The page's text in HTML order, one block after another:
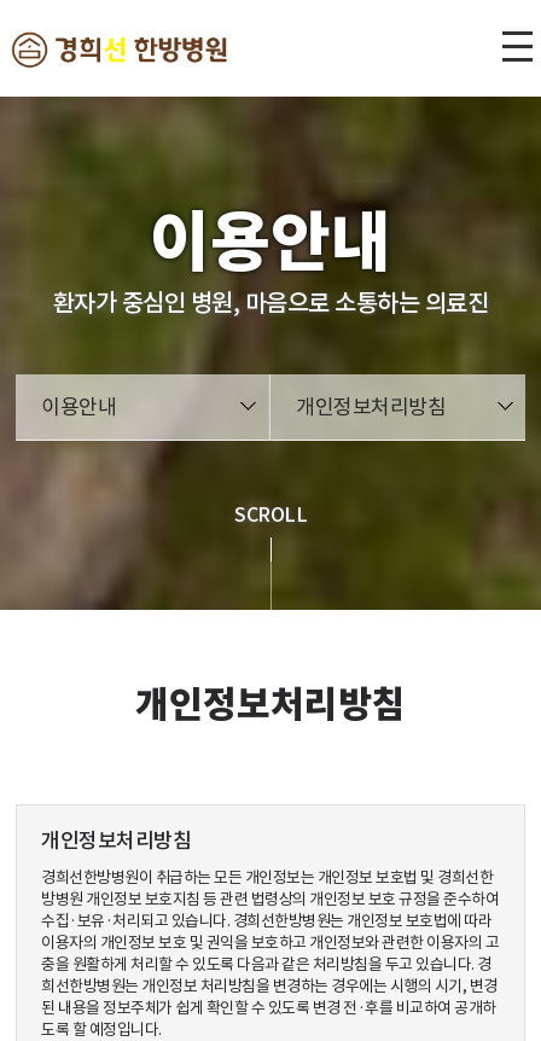
이용안내
환자가 중심인 병원, 마음으로 소통하는 의료진
이용안내 개인정보처리방침
SCROLL
개인정보처리방침
개인정보처리방침
경희선한방병원이 취급하는 모든 개인정보는 개인정보 보호법 및 경희선한
방병원 개인정보 보호지침 등 관련 법령상의 개인정보 보호 규정을 준수하여
수집·보유·처리되고 있습니다. 경희선한방병원는 개인정보 보호법에 따라
이용자의 개인정보 보호 및 권익을 보호하고 개인정보와 관련한 이용자의 고
충을 원활하게 처리할 수 있도록 다음과 같은 처리방침을 두고 있습니다. 경
희선한방병원는 개인정보 처리방침을 변경하는 경우에는 시행의 시기, 변경
된 내용을 정보주체가 쉽게 확인할 수 있도록 변경 전·후를 비교하여 공개하
도록 할 예정입니다.